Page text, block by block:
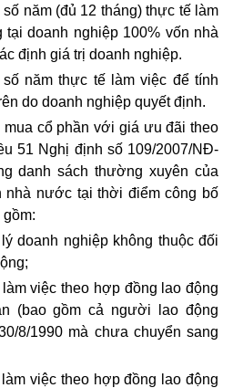
năm (đủ 12 tháng) thực tế làm
doanh nghiệp 100% vốn nhà
định giá trị doanh nghiệp.
năm thực tế làm việc để tính
do doanh nghiệp quyết định.
cổ phần với giá ưu đãi theo
51 Nghị định số 109/2007/NĐ-
danh sách thường xuyên của
nhà nước tại thời điểm công bố
doanh nghiệp không thuộc đối
việc theo hợp đồng lao động
(bao gồm cả người lao động
8/1990 mà chưa chuyển sang
việc theo hợp đồng lao động